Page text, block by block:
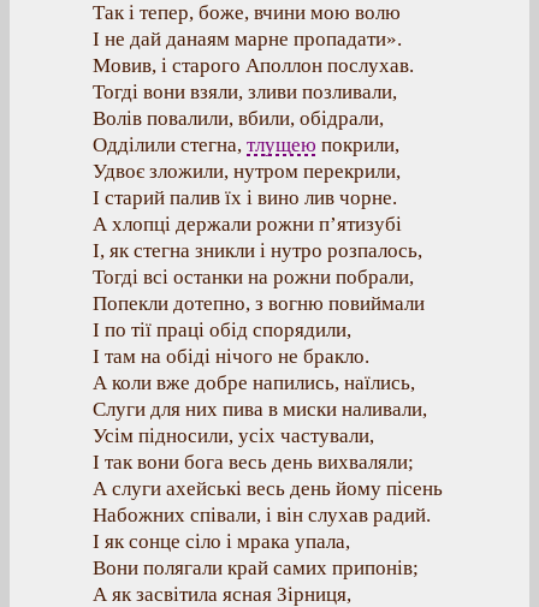
Так і тепер, боже, вчини мою волю
І не дай данаям марне пропадати».
Мовив, і старого Аполлон послухав.
Тогді вони взяли, зливи позливали,
Волів повалили, вбили, обідрали,
Одділили стегна, тлущею покрили,
Удвоє зложили, нутром перекрили,
І старий палив їх і вино лив чорне.
А хлопці держали рожни п’ятизубі
І, як стегна зникли і нутро розпалось,
Тогді всі останки на рожни побрали,
Попекли дотепно, з вогню повиймали
І по тії праці обід спорядили,
І там на обіді нічого не бракло.
А коли вже добре напились, наїлись,
Слуги для них пива в миски наливали,
Усім підносили, усіх частували,
І так вони бога весь день вихваляли;
А слуги ахейські весь день йому пісень
Набожних співали, і він слухав радий.
І як сонце сіло і мрака упала,
Вони полягали край самих припонів;
А як засвітила ясная Зірниця,